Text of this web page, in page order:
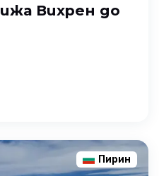
Вихрен до
Пирин